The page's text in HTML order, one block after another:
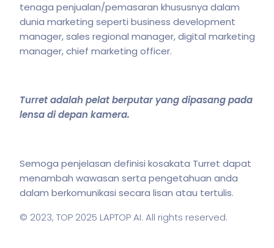
tenaga penjualan/pemasaran khususnya dalam
dunia marketing seperti business development
manager, sales regional manager, digital marketing
manager, chief marketing officer.
Turret adalah pelat berputar yang dipasang pada
lensa di depan kamera.
Semoga penjelasan definisi kosakata Turret dapat
menambah wawasan serta pengetahuan anda
dalam berkomunikasi secara lisan atau tertulis.
© 2023, TOP 2025 LAPTOP AI. All rights reserved.